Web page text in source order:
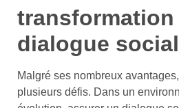
transformation
dialogue social
Malgré ses nombreux
plusieurs défis. Dans un